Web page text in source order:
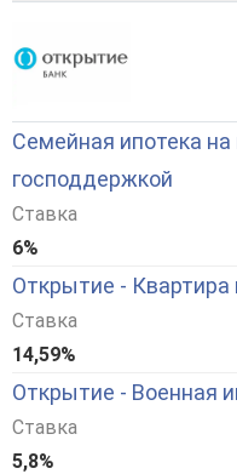
Семейная ипотека на
господдержкой
Ставка
6%
Открытие - Квартира
Ставка
14,59%
Открытие - Военная
Ставка
5,8%